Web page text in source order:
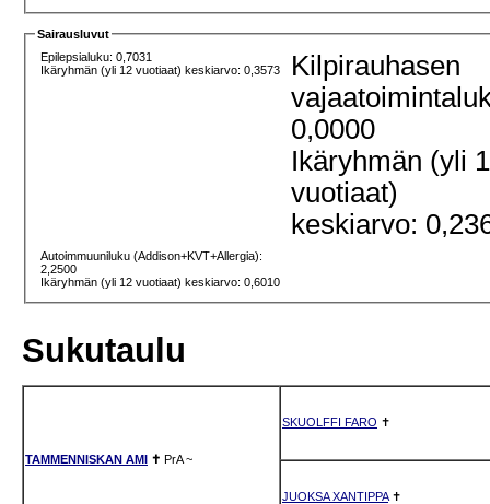
Sairausluvut
Epilepsialuku: 0,7031
Ikäryhmän (yli 12 vuotiaat) keskiarvo: 0,3573
Kilpirauhasen
0,0000
Ikäryhmän (yli
vuotiaat)
keskiarvo:
Autoimmuuniluku (Addison+KVT+Allergia):
2,2500
Ikäryhmän (yli 12 vuotiaat) keskiarvo: 0,6010
Sukutaulu
TAMMENNISKAN AMI ✝ PrA ~
SKUOLFFI FARO ✝
JUOKSA XANTIPPA✝